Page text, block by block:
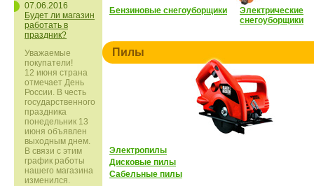
07.06.2016
Будет ли магазин
работать в
праздник?
Уважаемые
покупатели!
12 июня страна
отмечает День
России. В честь
государственного
праздника
понедельник 13
июня объявлен
выходным днем.
В связи с этим
график работы
нашего магазина
изменился.
Бензиновые снегоуборщики
Электрические
снегоуборщики
Пилы
Электропилы
Дисковые пилы
Сабельные пилы